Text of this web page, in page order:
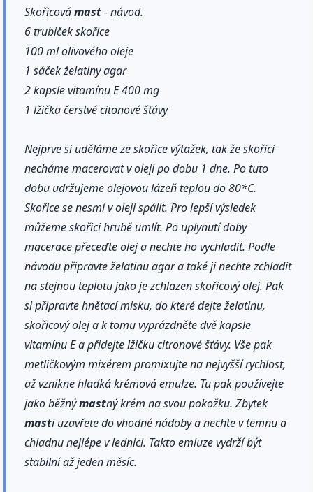
Skořicovámast- návod.
6 trubiček skořice
100 ml olivového oleje
1 sáček želatiny agar
2 kapsle vitamínu E 400 mg
1 lžička čerstvé citonové šťávy
Nejprve si uděláme ze skořice výtažek, tak že skořici
necháme macerovat v oleji po dobu 1 dne. Po tuto
dobu udržujeme olejovou lázeň teplou do 80*C.
Skořice se nesmí v oleji spálit. Pro lepší výsledek
můžeme skořici hrubě umlít. Po uplynutí doby
macerace přeceďte olej a nechte ho vychladit. Podle
návodu připravte želatinu agar a také ji nechte zchladit
na stejnou teplotu jako je zchlazen skořicový olej. Pak
si připravte hnětací misku, do které dejte želatinu,
skořicový olej a k tomu vyprázdněte dvě kapsle
vitamínu E a přidejte lžičku citronové šťávy. Vše pak
metličkovým mixérem promixujte na nejvyšší rychlost,
až vznikne hladká krémová emulze. Tu pak používejte
jako běžnýmastný krém na svou pokožku. Zbytek
masti uzavřete do vhodné nádoby a nechte v temnu a
chladnu nejlépe v lednici. Takto emluze vydrží být
stabilní až jeden měsíc.